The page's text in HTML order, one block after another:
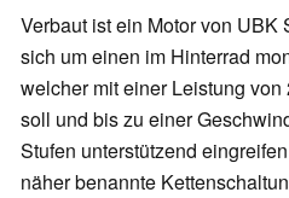
Verbaut ist ein Motor von
sich um einen im Hinterrad
welcher mit einer Leistung
soll und bis zu einer
Stufen unterstützend
näher benannte